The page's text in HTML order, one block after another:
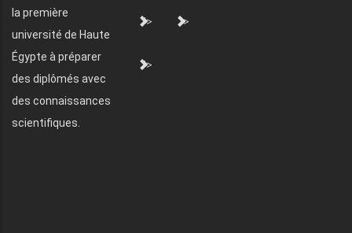
la première
université de Haute
Égypte à préparer
des diplômés avec
des connaissances
scientifiques.
"> ">
">